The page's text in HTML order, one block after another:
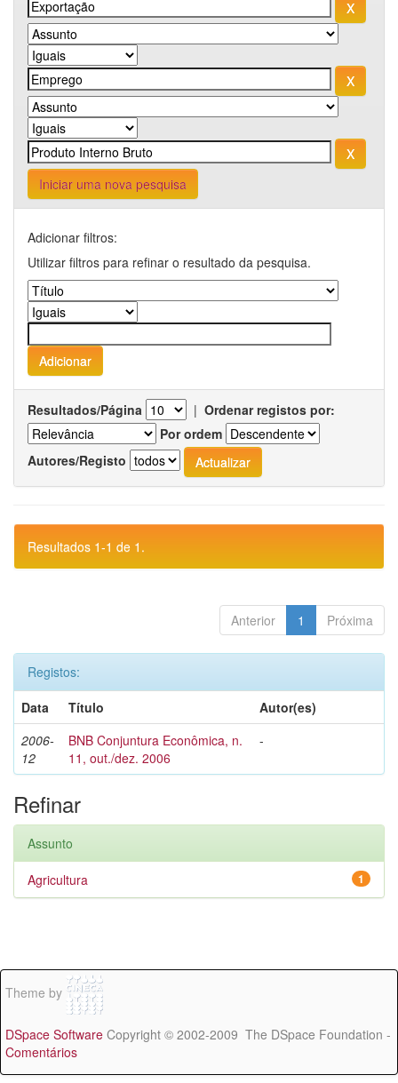
Iniciar uma nova pesquisa
Adicionar filtros:
Utilizar filtros para refinar o resultado da pesquisa.
Resultados/Página | Ordenar registos por:
Por ordem
Autores/Registo
Resultados 1-1 de 1.
Anterior 1 Próxima
Registos:
Data
Título
Autor(es)
2006-
12
BNB Conjuntura Econômica, n.
11, out./dez. 2006
-
Refinar
Assunto
1
Agricultura
Theme by
DSpace Software Copyright © 2002-2009 The DSpace Foundation -
Comentários